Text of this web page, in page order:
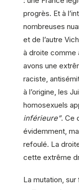
progrès. Et à
nombreuses
et de l’autre
à droite comme
avons une
raciste,
à l’origine, les
homosexuels
inférieure”. Ce
évidemment,
refoulé. La
cette extrême
La mutation,